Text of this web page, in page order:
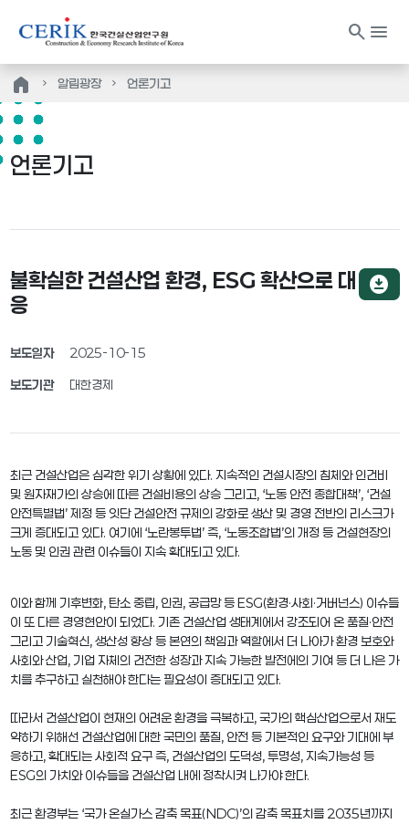
search menu
home 알림광장 언론기고
언론기고
불확실한 건설산업 환경, ESG 확산으로 대
응
보도일자 2025-10-15
보도기관 대한경제
download_for_offline
최근 건설산업은 심각한 위기 상황에 있다. 지속적인 건설시장의 침체와 인건비
및 원자재가의 상승에 따른 건설비용의 상승 그리고, ‘노동 안전 종합대책’, ‘건설
안전특별법’ 제정 등 잇단 건설안전 규제의 강화로 생산 및 경영 전반의 리스크가
크게 증대되고 있다. 여기에 ‘노란봉투법’ 즉, ‘노동조합법’의 개정 등 건설현장의
노동 및 인권 관련 이슈들이 지속 확대되고 있다.
이와 함께 기후변화, 탄소 중립, 인권, 공급망 등 ESG(환경·사회·거버넌스) 이슈들
이 또 다른 경영현안이 되었다. 기존 건설산업 생태계에서 강조되어 온 품질·안전
그리고 기술혁신, 생산성 향상 등 본연의 책임과 역할에서 더 나아가 환경 보호와
사회와 산업, 기업 자체의 건전한 성장과 지속 가능한 발전에의 기여 등 더 나은 가
치를 추구하고 실천해야 한다는 필요성이 증대되고 있다.
따라서 건설산업이 현재의 어려운 환경을 극복하고, 국가의 핵심산업으로서 재도
약하기 위해선 건설산업에 대한 국민의 품질, 안전 등 기본적인 요구와 기대에 부
응하고, 확대되는 사회적 요구 즉, 건설산업의 도덕성, 투명성, 지속가능성 등
ESG의 가치와 이슈들을 건설산업 내에 정착시켜 나가야 한다.
최근 환경부는 ‘국가 온실가스 감축 목표(NDC)’의 감축 목표치를 2035년까지